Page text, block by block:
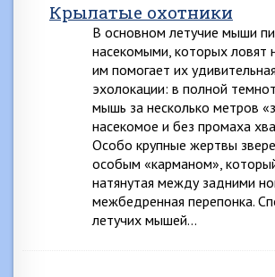
Крылатые охотники
В основном летучие мыши
насекомыми, которых ловят
им помогает их
эхолокации: в полной
мышь за несколько метров
насекомое и без промаха
Особо крупные жертвы
особым «карманом»,
натянутая между задними
межбедренная перепонка.
летучих мышей…